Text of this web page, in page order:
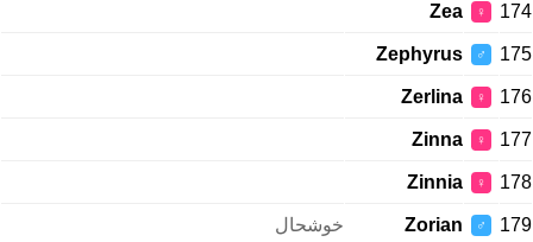
174
♀
Zea
175
♂
Zephyrus
176
♀
Zerlina
177
♀
Zinna
178
♀
Zinnia
179
♂
Zorian خوشحال